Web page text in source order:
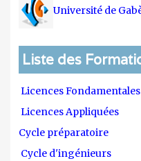
Université de
Liste des
Licences Fondamentales
Licences Appliquées
Cycle préparatoire
Cycle d'ingénieurs